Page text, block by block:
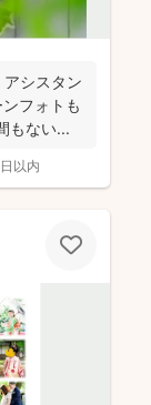
アシスタン
フォトも
もない...
以内